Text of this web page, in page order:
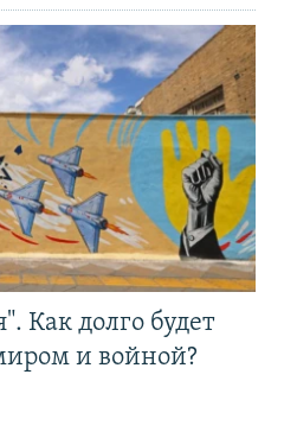
Как долго будет
и войной?